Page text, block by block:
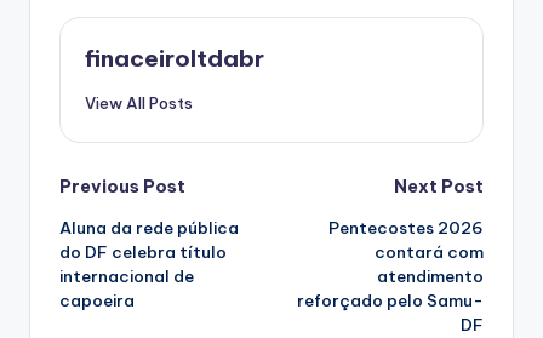
finaceiroltdabr
View All Posts
Post
navigation
Previous Post
Aluna da rede pública
do DF celebra título
internacional de
capoeira
Next Post
Pentecostes 2026
contará com
atendimento
reforçado pelo Samu-
DF